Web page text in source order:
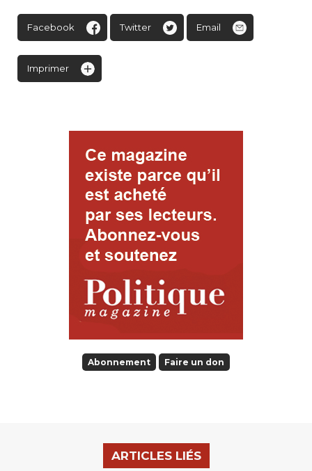
Facebook Twitter Email
Imprimer
Abonnement Faire un don
ARTICLES LIÉS